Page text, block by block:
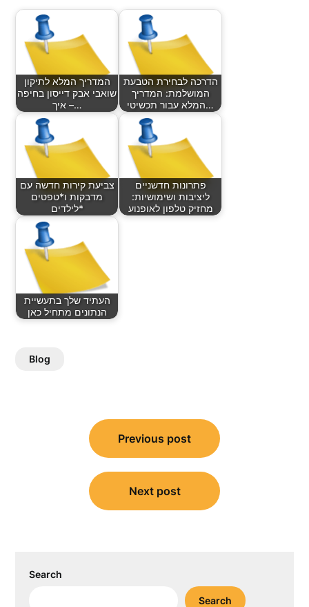
המדריך המלא לתיקון
שואבי אבק דייסון בחיפה
– איך…
הדרכה לבחירת הטבעת
המושלמת: המדריך
המלא עבור תכשיטי…
צביעת קירות חדשה עם
מדבקות ו*טפטים
לילדים*
פתרונות חדשניים
ליציבות ושימושיות:
מחזיק טלפון לאופנוע
העתיד שלך בתעשיית
הנתונים מתחיל כאן
Blog
navigation
Previous post
Next post
Search
Search